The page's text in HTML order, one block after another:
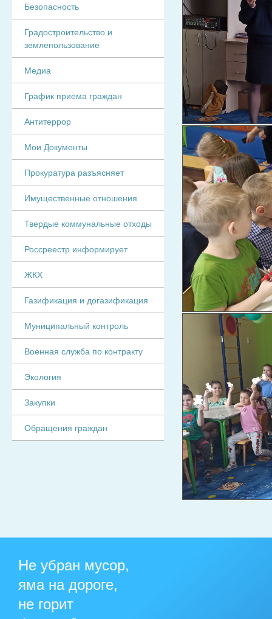
Безопасность
Градостроительство и
землепользование
Медиа
График приема граждан
Антитеррор
Мои Документы
Прокуратура разъясняет
Имущественные отношения
Твердые коммунальные отходы
Россреестр информирует
ЖКХ
Газификация и догазификация
Муниципальный контроль
Военная служба по контракту
Экология
Закупки
Обращения граждан
Не убран мусор,
яма на дороге,
не горит